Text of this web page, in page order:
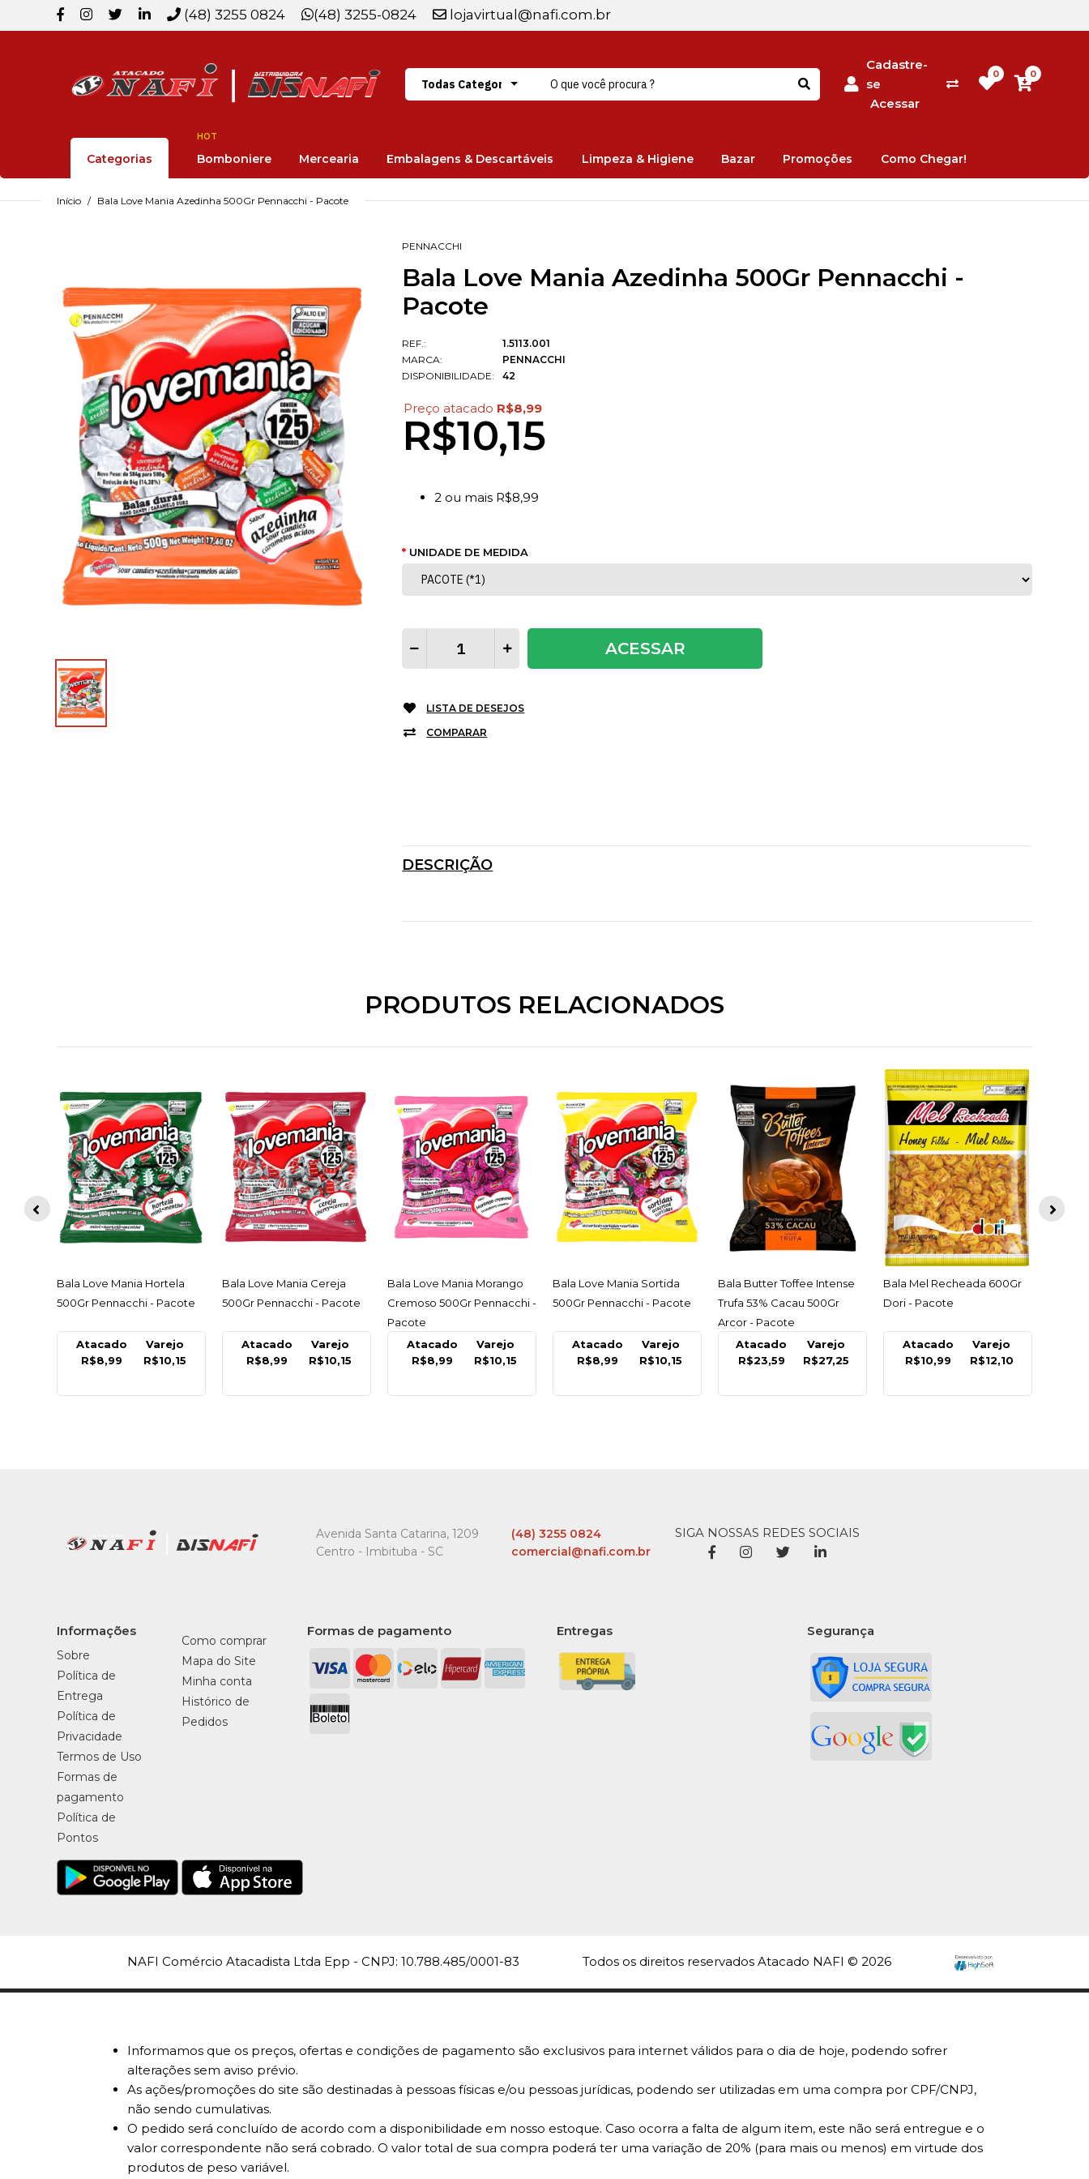
(48) 3255 0824 (48) 3255-0824 lojavirtual@nafi.com.br
Cadastre-
se
Acessar
0 0
Categorias Bomboniere
HOT
Mercearia Embalagens & Descartáveis Limpeza & Higiene Bazar Promoções Como Chegar!
Início Bala Love Mania Azedinha 500Gr Pennacchi - Pacote
PENNACCHI
Bala Love Mania Azedinha 500Gr Pennacchi -
Pacote
REF.:
MARCA:
DISPONIBILIDADE:
1.5113.001
PENNACCHI
42
Preço atacado R$8,99
R$10,15
2 ou mais R$8,99
UNIDADE DE MEDIDA
ACESSAR
LISTA DE DESEJOS
COMPARAR
DESCRIÇÃO
PRODUTOS RELACIONADOS
ACESSAR
Bala Love Mania Hortela
500Gr Pennacchi - Pacote
Atacado
R$8,99
Varejo
R$10,15
ACESSAR
Bala Love Mania Cereja
500Gr Pennacchi - Pacote
Atacado
R$8,99
Varejo
R$10,15
ACESSAR
Bala Love Mania Morango
Cremoso 500Gr Pennacchi -
Pacote
Atacado
R$8,99
Varejo
R$10,15
ACESSAR
Bala Love Mania Sortida
500Gr Pennacchi - Pacote
Atacado
R$8,99
Varejo
R$10,15
ACESSAR
Bala Butter Toffee Intense
Trufa 53% Cacau 500Gr
Arcor - Pacote
Atacado
R$23,59
Varejo
R$27,25
ACESSAR
Bala Mel Recheada 600Gr
Dori - Pacote
Atacado
R$10,99
Varejo
R$12,10
Avenida Santa Catarina, 1209
Centro - Imbituba - SC
(48) 3255 0824
comercial@nafi.com.br
SIGA NOSSAS REDES SOCIAIS
Informações
Sobre
Política de
Entrega
Política de
Privacidade
Termos de Uso
Formas de
pagamento
Política de
Pontos
Como comprar
Mapa do Site
Minha conta
Histórico de
Pedidos
Formas de pagamento Entregas Segurança
NAFI Comércio Atacadista Ltda Epp - CNPJ: 10.788.485/0001-83 Todos os direitos reservados Atacado NAFI © 2026
Informamos que os preços, ofertas e condições de pagamento são exclusivos para internet válidos para o dia de hoje, podendo sofrer
alterações sem aviso prévio.
As ações/promoções do site são destinadas à pessoas físicas e/ou pessoas jurídicas, podendo ser utilizadas em uma compra por CPF/CNPJ,
não sendo cumulativas.
O pedido será concluído de acordo com a disponibilidade em nosso estoque. Caso ocorra a falta de algum item, este não será entregue e o
valor correspondente não será cobrado. O valor total de sua compra poderá ter uma variação de 20% (para mais ou menos) em virtude dos
produtos de peso variável.